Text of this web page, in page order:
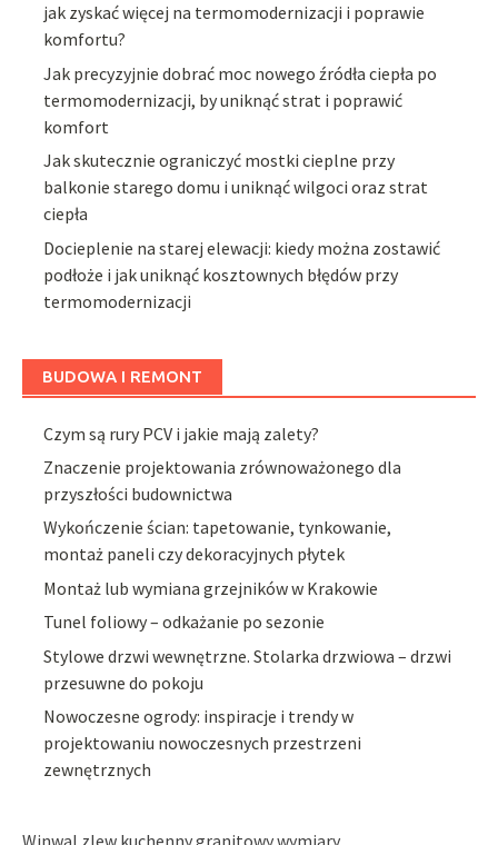
jak zyskać więcej na termomodernizacji i poprawie
komfortu?
Jak precyzyjnie dobrać moc nowego źródła ciepła po
termomodernizacji, by uniknąć strat i poprawić
komfort
Jak skutecznie ograniczyć mostki cieplne przy
balkonie starego domu i uniknąć wilgoci oraz strat
ciepła
Docieplenie na starej elewacji: kiedy można zostawić
podłoże i jak uniknąć kosztownych błędów przy
termomodernizacji
BUDOWA I REMONT
Czym są rury PCV i jakie mają zalety?
Znaczenie projektowania zrównoważonego dla
przyszłości budownictwa
Wykończenie ścian: tapetowanie, tynkowanie,
montaż paneli czy dekoracyjnych płytek
Montaż lub wymiana grzejników w Krakowie
Tunel foliowy – odkażanie po sezonie
Stylowe drzwi wewnętrzne. Stolarka drzwiowa – drzwi
przesuwne do pokoju
Nowoczesne ogrody: inspiracje i trendy w
projektowaniu nowoczesnych przestrzeni
zewnętrznych
Winwal zlew kuchenny granitowy wymiary